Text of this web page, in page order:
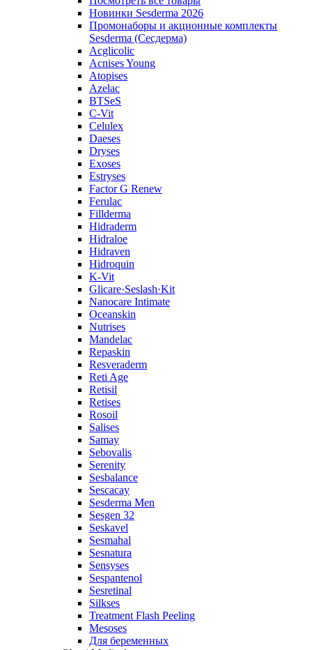
Новинки Sesderma 2026
Промонаборы и акционные комплекты
Sesderma (Сесдерма)
Acglicolic
Acnises Young
Atopises
Azelac
BTSeS
C‑Vit
Celulex
Daeses
Dryses
Exoses
Estryses
Factor G Renew
Ferulac
Fillderma
Hidraderm
Hidraloe
Hidraven
Hidroquin
K-Vit
Glicare·Seslash·Kit
Nanocare Intimate
Oceanskin
Nutrises
Mandelac
Repaskin
Resveraderm
Reti Age
Retisil
Retises
Rosoil
Salises
Samay
Sebovalis
Serenity
Sesbalance
Sescacay
Sesderma Men
Sesgen 32
Seskavel
Sesmahal
Sesnatura
Sensyses
Sespantenol
Sesretinal
Silkses
Treatment Flash Peeling
Mesoses
Для беременных